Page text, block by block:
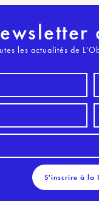
les actualités de
S'inscrire à la